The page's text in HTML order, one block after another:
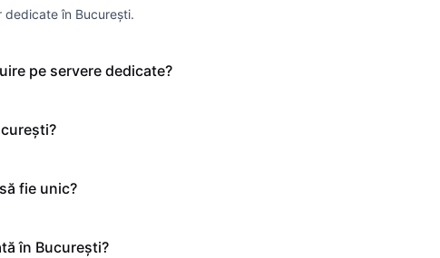
în București.
pe servere dedicate?
fie unic?
în București?